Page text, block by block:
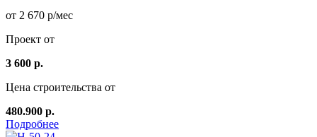
от 2 670 р/мес
Проект от
3 600 р.
Цена строительства от
480.900 р.
Подробнее